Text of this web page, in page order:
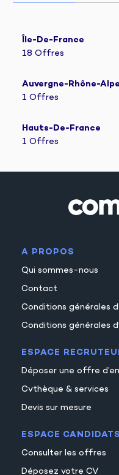
Île-De-France
18 Offres
Auvergne-Rhône-
1 Offres
Hauts-De-France
1 Offres
A PROPOS
Qui sommes-nous
Contact
Conditions générales
Conditions générales
ESPACE
Déposer une offre
Cvthèque & services
Devis sur mesure
ESPACE CANDIDATS
Consulter les offres
Déposez votre CV